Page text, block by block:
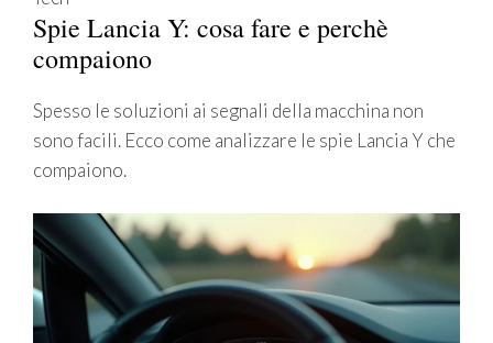
Spie Lancia Y: cosa fare e perchè
compaiono
Spesso le soluzioni ai segnali della macchina non
sono facili. Ecco come analizzare le spie Lancia Y che
compaiono.